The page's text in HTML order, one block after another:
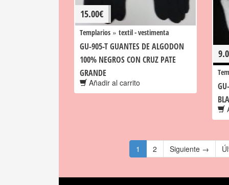
15.00€
Templarios » textil - vestimenta
GU-905-T GUANTES DE ALGODON
100% NEGROS CON CRUZ PATE
GRANDE
Añadir al carrito
1 2 Siguiente →